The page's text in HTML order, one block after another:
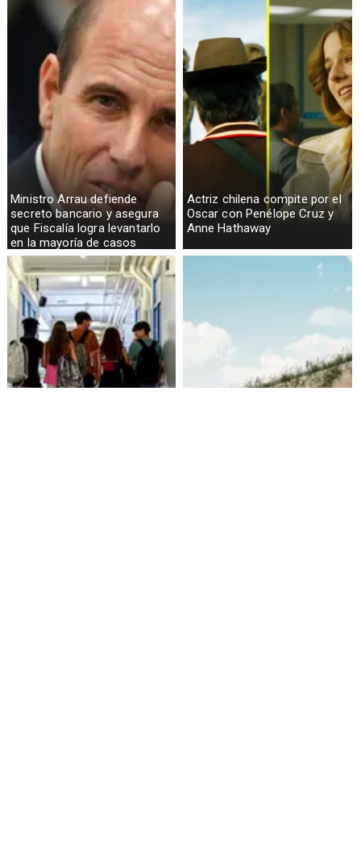
Ministro Arrau defiende
secreto bancario y asegura
que Fiscalía logra levantarlo
en la mayoría de casos
Actriz chilena compite por el
Oscar con Penélope Cruz y
Anne Hathaway